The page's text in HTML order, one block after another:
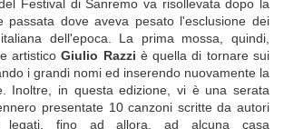
Festival di Sanremo va risollevata dopo la
passata dove aveva pesato l'esclusione dei
dell'epoca. La prima mossa, quindi,
artisticoGiulio Razzi è quella di tornare sui
i grandi nomi ed inserendo nuovamente la
Inoltre, in questa edizione, vi è una serata
presentate 10 canzoni scritte da autori
legati, fino ad allora, ad alcuna casa